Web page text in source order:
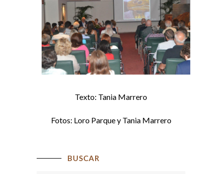
Texto: Tania Marrero
Fotos: Loro Parque y Tania Marrero
BUSCAR